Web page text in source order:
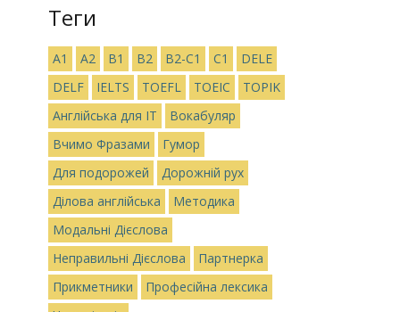
Теги
A1 A2 B1 B2 B2-C1 C1
DELE
DELF
IELTS TOEFL TOEIC
TOPIK
Англійська для IT
Вокабуляр
Вчимо Фразами
Гумор
Для подорожей
Дорожній рух
Ділова англійська
Методика
Модальні Дієслова
Неправильні Дієслова
Партнерка
Прикметники
Професійна лексика